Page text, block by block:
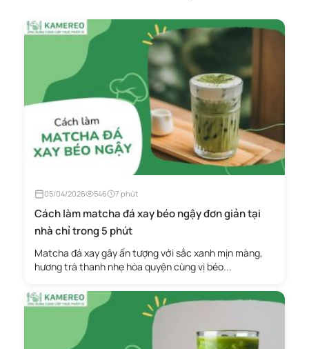
05/04/2026 546 7 phút
Cách làm matcha đá xay béo ngậy đơn giản tại
nhà chỉ trong 5 phút
Matcha đá xay gây ấn tượng với sắc xanh mịn màng,
hương trà thanh nhẹ hòa quyện cùng vị béo...